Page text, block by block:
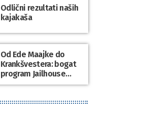
Odlični rezultati naših
kajakaša
Od Ede Maajke do
Krankšvestera: bogat
program Jailhouse
Festivala 2026. u